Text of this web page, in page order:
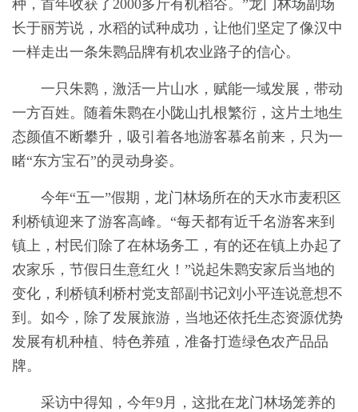
种，首年收获了2000多斤有机稻谷。”龙门林场副场
长于丽芳说，水稻的试种成功，让他们坚定了像汉中
一样走出一条朱鹮品牌有机农业路子的信心。
一只朱鹮，激活一片山水，赋能一域发展，带动
一方百姓。随着朱鹮在小陇山扎根繁衍，这片土地生
态颜值不断攀升，吸引着各地游客慕名前来，只为一
睹“东方宝石”的灵动身姿。
今年“五一”假期，龙门林场所在的天水市麦积区
利桥镇迎来了游客高峰。“每天都有近千名游客来到
镇上，村民们除了在林场务工，有的还在镇上办起了
农家乐，节假日生意红火！”说起朱鹮安家后当地的
变化，利桥镇利桥村党支部副书记刘小平连说意想不
到。如今，除了发展旅游，当地还依托生态资源优势
发展有机种植、特色养殖，准备打造绿色农产品品
牌。
采访中得知，今年9月，这批在龙门林场笼养的